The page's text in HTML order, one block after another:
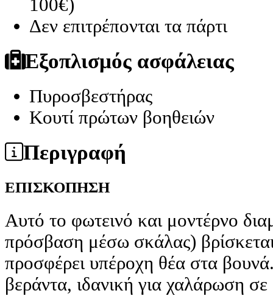
100€)
Δεν επιτρέπονται τα πάρτι
Εξοπλισμός ασφάλειας
Πυροσβεστήρας
Κουτί πρώτων βοηθειών
Περιγραφή
ΕΠΙΣΚΟΠΗΣΗ
Αυτό το φωτεινό και μοντέρνο
πρόσβαση μέσω σκάλας)
προσφέρει υπέροχη θέα στα
βεράντα, ιδανική για χαλάρωση